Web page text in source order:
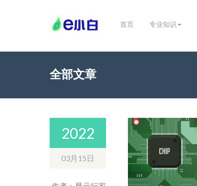
首页 专业知识
全部文章
2022
03月15日